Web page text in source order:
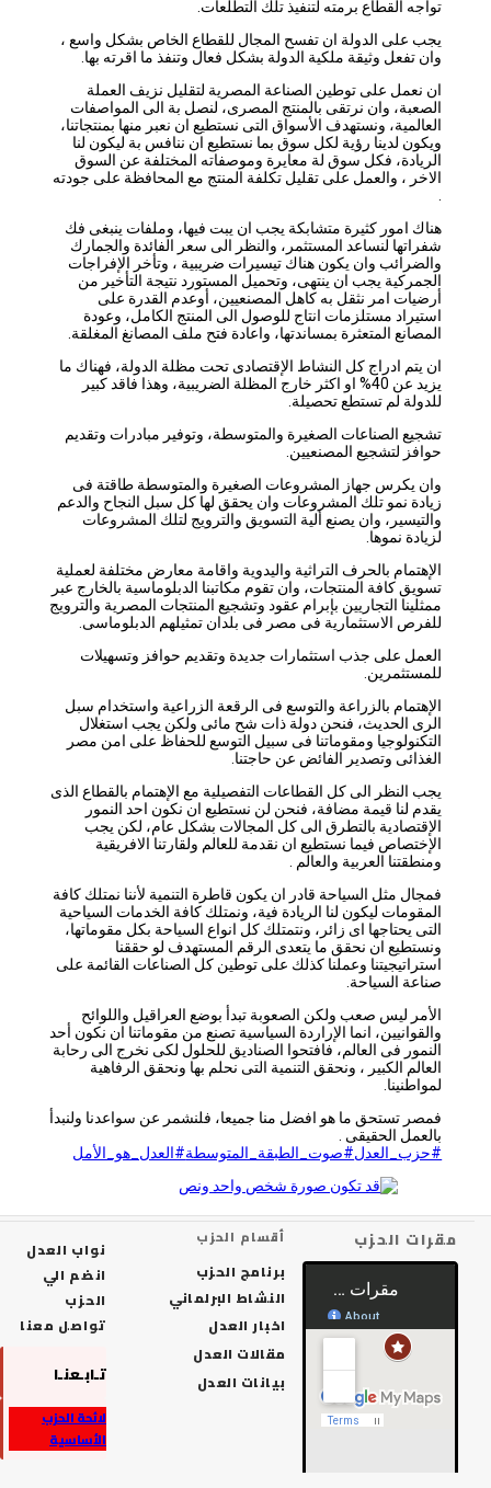
تواجه القطاع برمته لتنفيذ تلك التطلعات.
يجب على الدولة ان تفسح المجال للقطاع الخاص بشكل واسع ،
وان تفعل وثيقة ملكية الدولة بشكل فعال وتنفذ ما اقرته بها.
ان نعمل على توطين الصناعة المصرية لتقليل نزيف العملة
الصعبة، وان نرتقى بالمنتج المصرى، لنصل بة الى المواصفات
العالمية، ونستهدف الأسواق التى نستطيع ان نعبر منها بمنتجاتنا،
ويكون لدينا رؤية لكل سوق بما نستطيع ان ننافس بة ليكون لنا
الريادة، فكل سوق لة معايرة وموصفاته المختلفة عن السوق
الاخر ، والعمل على تقليل تكلفة المنتج مع المحافظة على جودته
هناك امور كثيرة متشابكة يجب ان يبت فيها، وملفات ينبغى فك
شفراتها لنساعد المستثمر، والنظر الى سعر الفائدة والجمارك
والضرائب وان يكون هناك تيسيرات ضريبية ، وتأخر الإفراجات
الجمركية يجب ان ينتهى، وتحميل المستورد نتيجة التأخير من
أرضيات امر نثقل به كاهل المصنعيين، أوعدم القدرة على
استيراد مستلزمات انتاج للوصول الى المنتج الكامل، وعودة
المصانع المتعثرة بمساندتها، واعادة فتح ملف المصانغ المغلقة.
ان يتم ادراج كل النشاط الإقتصادى تحت مظلة الدولة، فهناك ما
يزيد عن 40% او اكثر خارج المظلة الضريبية، وهذا فاقد كبير
للدولة لم تستطع تحصيلة.
تشجيع الصناعات الصغيرة والمتوسطة، وتوفير مبادرات وتقديم
حوافز لتشجيع المصنعيين.
وان يكرس جهاز المشروعات الصغيرة والمتوسطة طاقتة فى
زيادة نمو تلك المشروعات وان يحقق لها كل سبل النجاح والدعم
والتيسير، وان يصنع ألية التسويق والترويج لتلك المشروعات
لزيادة نموها.
الإهتمام بالحرف التراثية واليدوية واقامة معارض مختلفة لعملية
تسويق كافة المنتجات، وان تقوم مكاتبنا الدبلوماسية بالخارج عبر
ممثلينا التجاريين بإبرام عقود وتشجيع المنتجات المصرية والترويج
للفرص الاستثمارية فى مصر فى بلدان تمثيلهم الدبلوماسى.
العمل على جذب استثمارات جديدة وتقديم حوافز وتسهيلات
للمستثمرين.
الإهتمام بالزراعة والتوسع فى الرقعة الزراعية واستخدام سبل
الرى الحديث، فنحن دولة ذات شح مائى ولكن يجب استغلال
التكنولوجيا ومقوماتنا فى سبيل التوسع للحفاظ على امن مصر
الغذائى وتصدير الفائض عن حاجتنا.
يجب النظر الى كل القطاعات التفصيلية مع الإهتمام بالقطاع الذى
يقدم لنا قيمة مضافة، فنحن لن نستطيع ان نكون احد النمور
الإقتصادية بالتطرق الى كل المجالات بشكل عام، لكن يجب
الإختصاص فيما نستطيع ان نقدمة للعالم ولقارتنا الافريقية
ومنطقتنا العربية والعالم .
فمجال مثل السياحة قادر ان يكون قاطرة التنمية لأننا نمتلك كافة
المقومات ليكون لنا الريادة فية، ونمتلك كافة الخدمات السياحية
التى يحتاجها اى زائر، ونتمتلك كل انواع السياحة بكل مقوماتها،
ونستطيع ان نحقق ما يتعدى الرقم المستهدف لو حققنا
استراتيجيتنا وعملنا كذلك على توطين كل الصناعات القائمة على
صناعة السياحة.
الأمر ليس صعب ولكن الصعوبة تبدأ بوضع العراقيل واللوائح
والقوانيين، انما الإراردة السياسية تصنع من مقوماتنا ان نكون أحد
النمور فى العالم، فافتحوا الصناديق للحلول لكى نخرج الى رحابة
العالم الكبير ، ونحقق التنمية التى نحلم بها ونحقق الرفاهية
لمواطنينا.
فمصر تستحق ما هو افضل منا جميعا، فلنشمر عن سواعدنا ولنبدأ
بالعمل الحقيقى .
#حزب_العدل #صوت_الطبقة_المتوسطة#العدل_هو_الأمل
الحزب أقسام الحزب
برنامج الحزب
النشاط البرلماني
اخبار العدل
مقالات العدل
بيانات العدل
نواب العدل
انضم الي
تواصل معنا
تـابـعنـا
لائحة الحزب
الأساسية